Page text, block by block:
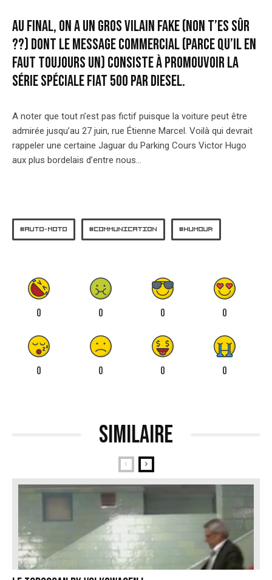
Au final, on a un gros vilain fake (non t’es sûr
??) dont le message commercial (parce qu’il en
faut toujours un) consiste à promouvoir la
série spéciale Fiat 500 par Diesel.
A noter que tout n’est pas fictif puisque la voiture peut être
admirée jusqu’au 27 juin, rue Étienne Marcel. Voilà qui devrait
rappeler une certaine Jaguar du Parking Cours Victor Hugo
aux plus bordelais d’entre nous…
AUTO-MOTO COMMUNICATION HUMOUR
0 0 0 0
0 0 0 0
Similaire